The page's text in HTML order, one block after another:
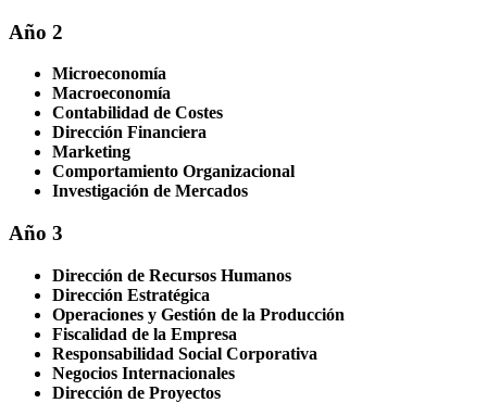
Año 2
Microeconomía
Macroeconomía
Contabilidad de Costes
Dirección Financiera
Marketing
Comportamiento Organizacional
Investigación de Mercados
Año 3
Dirección de Recursos Humanos
Dirección Estratégica
Operaciones y Gestión de la Producción
Fiscalidad de la Empresa
Responsabilidad Social Corporativa
Negocios Internacionales
Dirección de Proyectos